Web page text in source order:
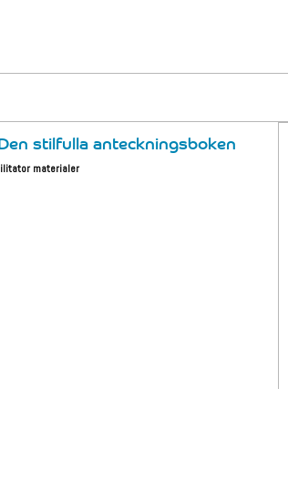
stilfulla anteckningsboken
materialer